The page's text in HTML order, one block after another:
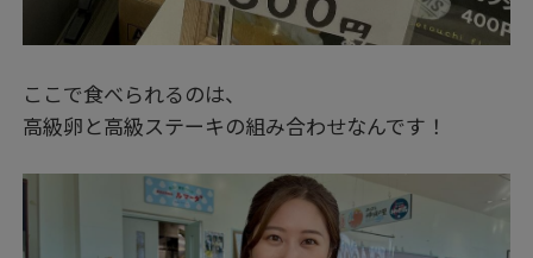
ここで食べられるのは、
高級卵と高級ステーキの組み合わせなんです！